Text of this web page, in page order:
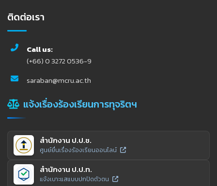
ติดต่อเรา
Call us:
(+66) 0 3272 0536-9
saraban@mcru.ac.th
แจ้งเรื่องร้องเรียนการทุจริตฯ
สำนักงาน ป.ป.ช.
ศูนย์ยื่นเรื่องร้องเรียนออนไลน์
สำนักงาน ป.ป.ท.
แจ้งเบาะแสแบบปกปิดตัวตน